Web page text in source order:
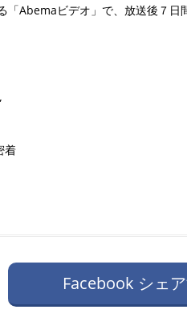
Abemaビデオ」で、放送後７日
着
Facebook シェ